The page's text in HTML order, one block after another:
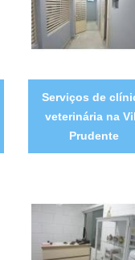
Serviços de
veterinária na
Prudente